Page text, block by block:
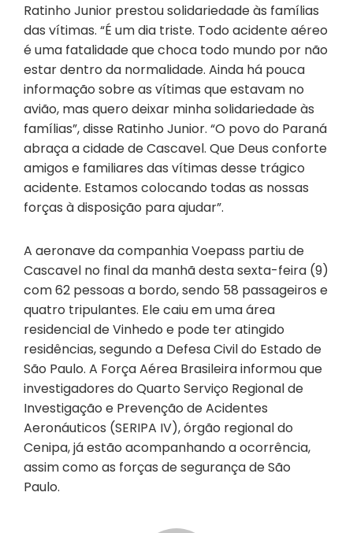
Ratinho Junior prestou solidariedade às famílias
das vítimas. “É um dia triste. Todo acidente aéreo
é uma fatalidade que choca todo mundo por não
estar dentro da normalidade. Ainda há pouca
informação sobre as vítimas que estavam no
avião, mas quero deixar minha solidariedade às
famílias”, disse Ratinho Junior. “O povo do Paraná
abraça a cidade de Cascavel. Que Deus conforte
amigos e familiares das vítimas desse trágico
acidente. Estamos colocando todas as nossas
forças à disposição para ajudar”.
A aeronave da companhia Voepass partiu de
Cascavel no final da manhã desta sexta-feira (9)
com 62 pessoas a bordo, sendo 58 passageiros e
quatro tripulantes. Ele caiu em uma área
residencial de Vinhedo e pode ter atingido
residências, segundo a Defesa Civil do Estado de
São Paulo. A Força Aérea Brasileira informou que
investigadores do Quarto Serviço Regional de
Investigação e Prevenção de Acidentes
Aeronáuticos (SERIPA IV), órgão regional do
Cenipa, já estão acompanhando a ocorrência,
assim como as forças de segurança de São
Paulo.